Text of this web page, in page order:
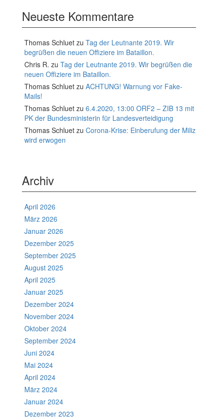
Neueste Kommentare
Thomas Schluet zu Tag der Leutnante 2019. Wir
begrüßen die neuen Offiziere im Bataillon.
Chris R. zu Tag der Leutnante 2019. Wir begrüßen die
neuen Offiziere im Bataillon.
Thomas Schluet zu ACHTUNG! Warnung vor Fake-
Mails!
Thomas Schluet zu 6.4.2020, 13:00 ORF2 – ZIB 13 mit
PK der Bundesministerin für Landesverteidigung
Thomas Schluet zu Corona-Krise: Einberufung der Miliz
wird erwogen
Archiv
April 2026
März 2026
Januar 2026
Dezember 2025
September 2025
August 2025
April 2025
Januar 2025
Dezember 2024
November 2024
Oktober 2024
September 2024
Juni 2024
Mai 2024
April 2024
März 2024
Januar 2024
Dezember 2023